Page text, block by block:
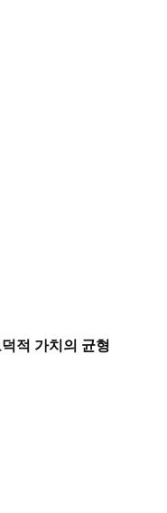
적 가치의 균형